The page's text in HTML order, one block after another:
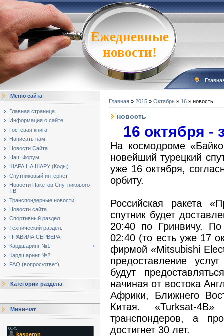
Ежедневные
новости!
Меню сайта
Главная страница
Информация о сайте
Гостевая книга
Написать нам.
Новости Сайта
Наш Форум
ШАРА НА ШАРУ (Коды)
Спутниковый интернет
Новости Пакетов Спутникового
ТВ
Транспондерные новости
Новости сайта
Спортивный раздел
Технический раздел.
ПРАВИЛА СЕРВЕРА
Кардшаринг №1
Кардшаринг №2
FAQ (вопрос/ответ)
Категории раздела
Мини-чат
Главная » 2015 » Октябрь » 16 » новость
новость
16 октября -
На космодроме
новейший турецкий
уже 16 октября,
орбиту.
Российская ракета
спутник будет
20:40 по Гринвичу.
02:40 (то есть уже 17
фирмой «Mitsubishi
предоставление
будут
начиная от востока
Африки, Ближнего
Китая. «Turksat-
транспондеров, а
достигнет 30 лет.